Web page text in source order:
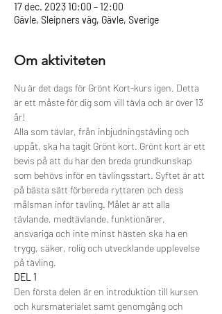
17 dec. 2023 10:00 – 12:00
Gävle, Sleipners väg, Gävle, Sverige
Om aktiviteten
Nu är det dags för Grönt Kort-kurs igen. Detta
är ett måste för dig som vill tävla och är över 13
år!
Alla som tävlar, från inbjudningstävling och
uppåt, ska ha tagit Grönt kort. Grönt kort är ett
bevis på att du har den breda grundkunskap
som behövs inför en tävlingsstart. Syftet är att
på bästa sätt förbereda ryttaren och dess
målsman inför tävling. Målet är att alla
tävlande, medtävlande, funktionärer,
ansvariga och inte minst hästen ska ha en
trygg, säker, rolig och utvecklande upplevelse
på tävling.
DEL 1
Den första delen är en introduktion till kursen
och kursmaterialet samt genomgång och